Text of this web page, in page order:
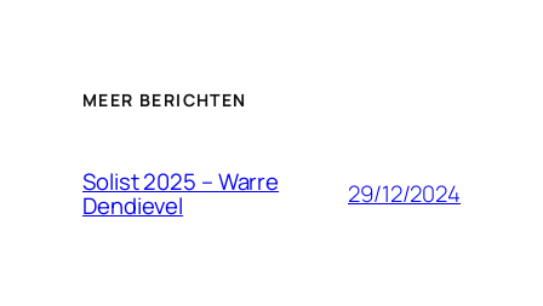
MEER BERICHTEN
Solist 2025 – Warre
Dendievel 29/12/2024